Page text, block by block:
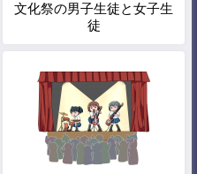
文化祭の男子生徒と女子生
徒